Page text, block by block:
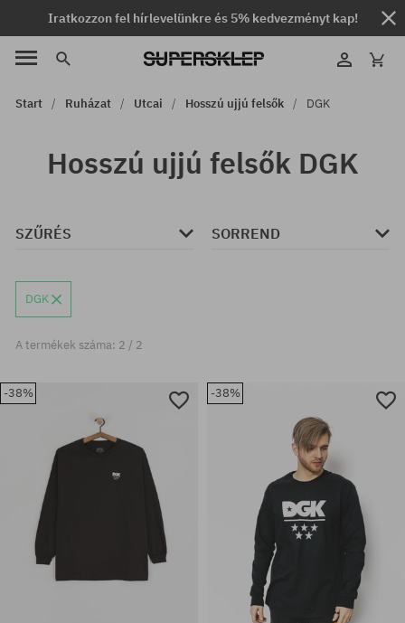
Iratkozzon fel hírlevelünkre és 5% kedvezményt kap!
Start Ruházat Utcai Hosszú ujjú felsők DGK
Hosszú ujjú felsők DGK
SZŰRÉS SORREND
DGK
A termékek száma: 2 / 2
-38% -38%